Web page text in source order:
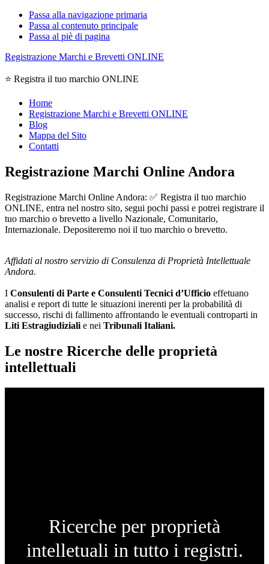
Passa alla navigazione primaria
Passa al contenuto principale
Passa al piè di pagina
Registrazione Marchi e Brevetti ONLINE
⭐ Registra il tuo marchio ONLINE
Home
Registrazione Marchi e Brevetti ONLINE
Blog
Mappa del Sito
Contatti
Registrazione Marchi Online Andora
Registrazione Marchi Online Andora: ✅ Registra il tuo marchio
ONLINE, entra nel nostro sito, segui pochi passi e potrei registrare il
tuo marchio o brevetto a livello Nazionale, Comunitario,
Internazionale. Depositeremo noi il tuo marchio o brevetto.
Affidati al nostro servizio di Consulenza di Proprietà Intellettuale
Andora.
I Consulenti di Parte e Consulenti Tecnici d’Ufficio effetuano
analisi e report di tutte le situazioni inerenti per la probabilità di
successo, rischi di fallimento affrontando le eventuali controparti in
Liti Estragiudiziali e nei Tribunali Italiani.
Le nostre Ricerche delle proprietà
intellettuali
Ricerche per proprietà
intelletuali in tutto i registri.